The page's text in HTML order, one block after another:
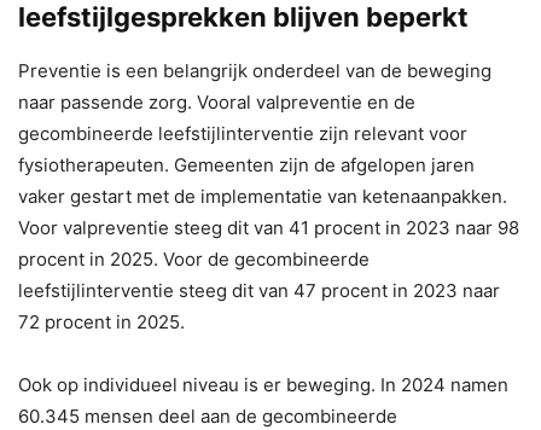
leefstijlgesprekken blijven beperkt
Preventie is een belangrijk onderdeel van de beweging
naar passende zorg. Vooral valpreventie en de
gecombineerde leefstijlinterventie zijn relevant voor
fysiotherapeuten. Gemeenten zijn de afgelopen jaren
vaker gestart met de implementatie van ketenaanpakken.
Voor valpreventie steeg dit van 41 procent in 2023 naar 98
procent in 2025. Voor de gecombineerde
leefstijlinterventie steeg dit van 47 procent in 2023 naar
72 procent in 2025.
Ook op individueel niveau is er beweging. In 2024 namen
60.345 mensen deel aan de gecombineerde